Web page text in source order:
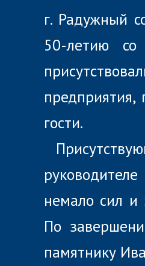
г. Радужный
50-летию
предприятия,
гости.
немало сил и
По
памятнику